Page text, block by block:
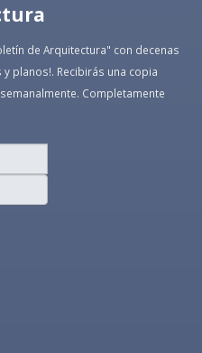
de Arquitectura" con decenas
planos!. Recibirás una copia
Completamente